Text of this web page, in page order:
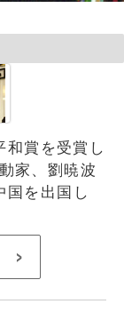
和賞を受賞し
家、劉暁波
国を出国し
>